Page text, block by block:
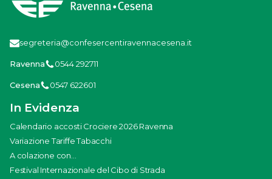
segreteria@confesercentiravennacesena.it
Ravenna 0544 292711
Cesena 0547 622601
In Evidenza
Calendario accosti Crociere 2026 Ravenna
Variazione Tariffe Tabacchi
A colazione con...
Festival Internazionale del Cibo di Strada